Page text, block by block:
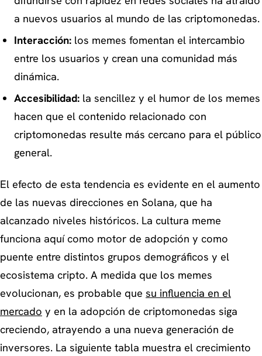
a nuevos usuarios al mundo de las criptomonedas.
Interacción:los memes fomentan el intercambio
entre los usuarios y crean una comunidad más
dinámica.
Accesibilidad:la sencillez y el humor de los memes
hacen que el contenido relacionado con
criptomonedas resulte más cercano para el público
general.
El efecto de esta tendencia es evidente en el aumento
de las nuevas direcciones en Solana, que ha
alcanzado niveles históricos. La cultura meme
funciona aquí como motor de adopción y como
puente entre distintos grupos demográficos y el
ecosistema cripto. A medida que los memes
evolucionan, es probable que su influencia en el
mercado y en la adopción de criptomonedas siga
creciendo, atrayendo a una nueva generación de
inversores. La siguiente tabla muestra el crecimiento